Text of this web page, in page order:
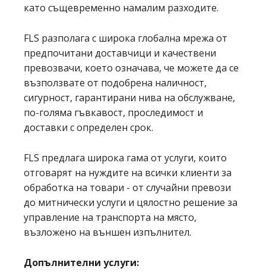
като същевременно намалим разходите.
FLS разполага с широка глобална мрежа от
предпочитани доставчици и качествени
превозвачи, което означава, че можете да се
възползвате от подобрена наличност,
сигурност, гарантирани нива на обслужване,
по-голяма гъвкавост, проследимост и
доставки с определен срок.
FLS предлага широка гама от услуги, които
отговарят на нуждите на всички клиенти за
обработка на товари - от случайни превози
до митнически услуги и цялостно решение за
управление на транспорта на място,
възложено на външен изпълнител.
Допълнителни услуги: